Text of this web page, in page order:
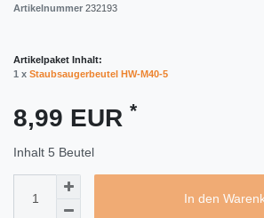
Artikelnummer 232193
Artikelpaket Inhalt:
1 x Staubsaugerbeutel HW-M40-5
8,99 EUR *
Inhalt 5 Beutel
In den